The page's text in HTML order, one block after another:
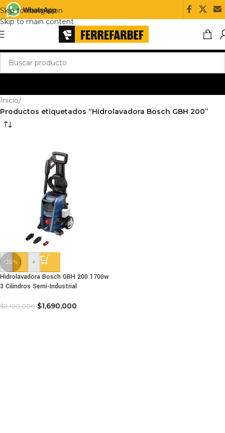
Skip to navigation
Skip to main content
Inicio/
Productos etiquetados “Hidrolavadora Bosch GBH 200”
-20%
-
+
Hidrolavadora Bosch GBH 200 1700w
3 Cilindros Semi-Industrial
$2,100,000 $1,690,000